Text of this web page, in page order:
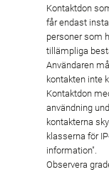
Kontaktdon
får endast
personer som
tillämpliga
Användaren
kontakten inte
Kontaktdon
användning
kontakterna
klasserna för
information".
Observera